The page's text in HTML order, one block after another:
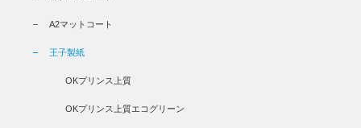
A2マットコート
王子製紙
OKプリンス上質
OKプリンス上質エコグリーン